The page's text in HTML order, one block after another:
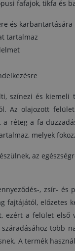
Felhordás
szennyeződés-,
védelme akkor
időközönként
szükség, így azt
a faanyagot ne
termék
időjárásnak kitett
való
legalább egyszer
Műszaki adatok:
Összetétel:
fafajok, tikfa és
és karbantartására
tartalmaz
színezi és kiemeli
Az olajozott
réteg a fa
melyek
az
, zsír-
fajtájától, előzetes
ezért a felület első
több
A termék